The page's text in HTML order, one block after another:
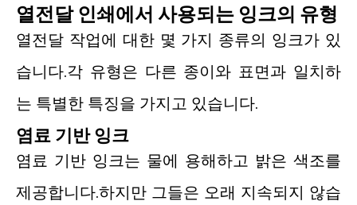
열전달 인쇄에서 사용되는 잉크의 유형
열전달 작업에 대한 몇 가지 종류의 잉크가 있
습니다.각 유형은 다른 종이와 표면과 일치하
는 특별한 특징을 가지고 있습니다.
염료 기반 잉크
염료 기반 잉크는 물에 용해하고 밝은 색조를
제공합니다.하지만 그들은 오래 지속되지 않습